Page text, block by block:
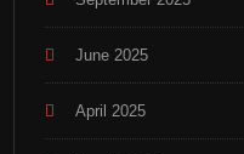
June 2025
April 2025